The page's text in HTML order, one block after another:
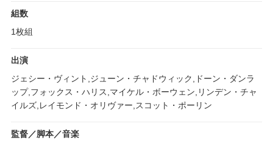
組数
1枚組
出演
ジェシー・ヴィント,ジューン・チャドウィック,ドーン・ダンラ
ップ,フォックス・ハリス,マイケル・ボーウェン,リンデン・チャ
イルズ,レイモンド・オリヴァー,スコット・ポーリン
監督／脚本／音楽